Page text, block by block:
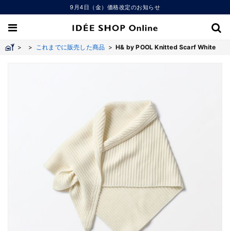
9月4日（金）価格改定のお知らせ
> > これまでに販売した商品 >H& by POOL Knitted Scarf White